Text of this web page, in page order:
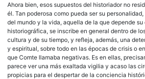
Ahora bien, esos supuestos del historiador no
él. Tan poderosa como pueda ser su
del mundo y la vida, aquella de la que depende
historiográfica, se inscribe en general dentro de
cultura y de su tiempo, y refleja, además, una
y espiritual, sobre todo en las épocas de crisis o
que Comte llamaba negativas. Es en ellas,
parece ver una más exaltada vigilia y acaso las
propicias para el despertar de la conciencia